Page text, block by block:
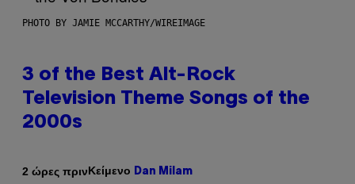
PHOTO BY JAMIE MCCARTHY/WIREIMAGE
3 of the Best Alt-Rock
Television Theme Songs of the
2000s
2 ώρες πρινΚείμενο Dan Milam